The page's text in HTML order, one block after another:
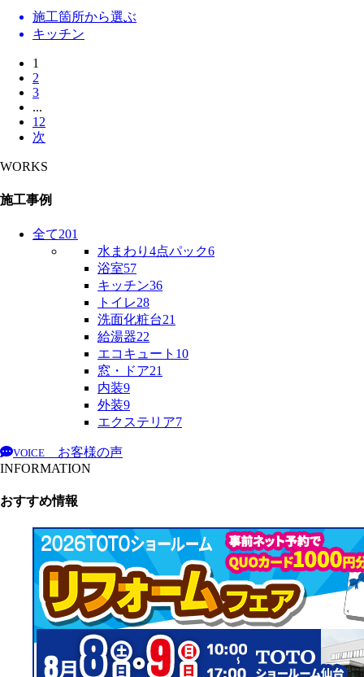
施工箇所から選ぶ
キッチン
1
2
3
...
12
次
WORKS
施工事例
全て201
水まわり4点パック6
浴室57
キッチン36
トイレ28
洗面化粧台21
給湯器22
エコキュート 10
窓・ドア21
内装9
外装9
エクステリア7
VOICE
お客様の声
INFORMATION
おすすめ情報